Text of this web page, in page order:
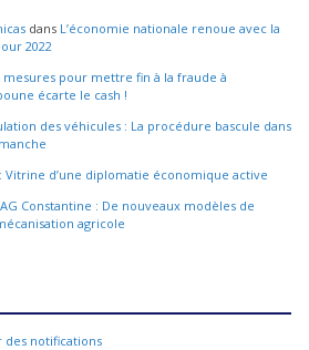
dans L’économie nationale renoue avec la
2022
mesures pour mettre fin à la fraude à
écarte le cash !
des véhicules : La procédure bascule dans
: Vitrine d’une diplomatie économique active
Constantine : De nouveaux modèles de
agricole
des notifications